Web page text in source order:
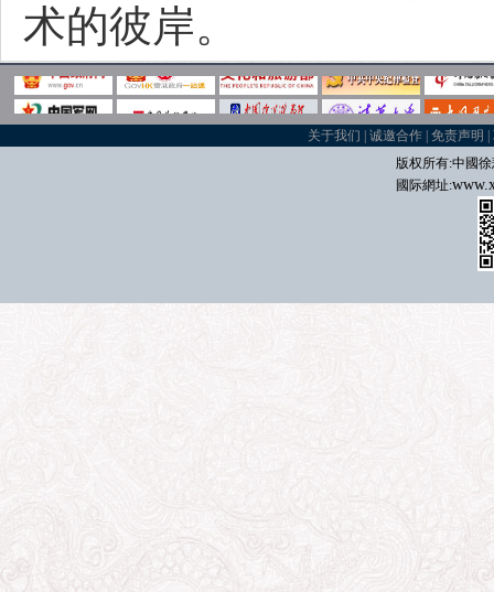
术的彼岸。
关于我们 |诚邀合作 |免责声明 |
版权所有:中國
國际網址: